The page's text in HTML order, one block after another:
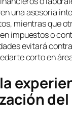
una asesoría
mientras que
impuestos o
evitará
corto en